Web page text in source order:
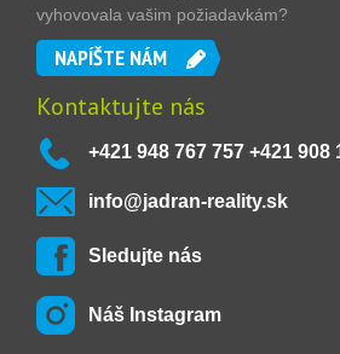
vyhovovala vašim požiadavkám?
NAPÍŠTE NÁM
Kontaktujte nás
+421 948 767 757 +421 908
info@jadran-reality.sk
Sledujte nás
Náš Instagram